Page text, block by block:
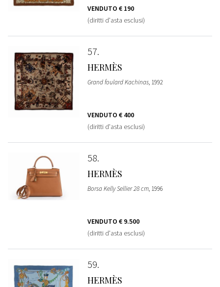
VENDUTO € 190
(diritti d'asta esclusi)
57
HERMÈS
Grand foulard Kachinas, 1992
VENDUTO € 400
(diritti d'asta esclusi)
58
HERMÈS
Borsa Kelly Sellier 28 cm, 1996
VENDUTO € 9.500
(diritti d'asta esclusi)
59
HERMÈS